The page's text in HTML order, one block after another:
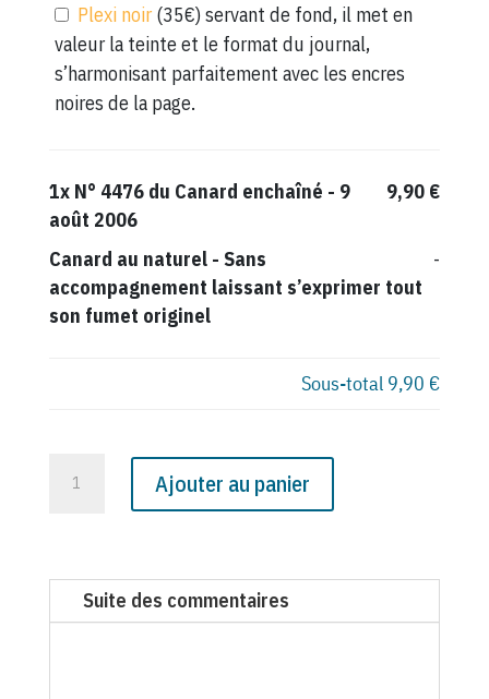
Plexi noir (35€) servant de fond, il met en
valeur la teinte et le format du journal,
s’harmonisant parfaitement avec les encres
noires de la page.
1x N° 4476 du Canard enchaîné - 9
août 2006
9,90 €
Canard au naturel- Sans
accompagnement laissant s’exprimer tout
son fumet originel
-
Sous-total 9,90 €
du
Canard
Ajouter au panier
Suite des commentaires